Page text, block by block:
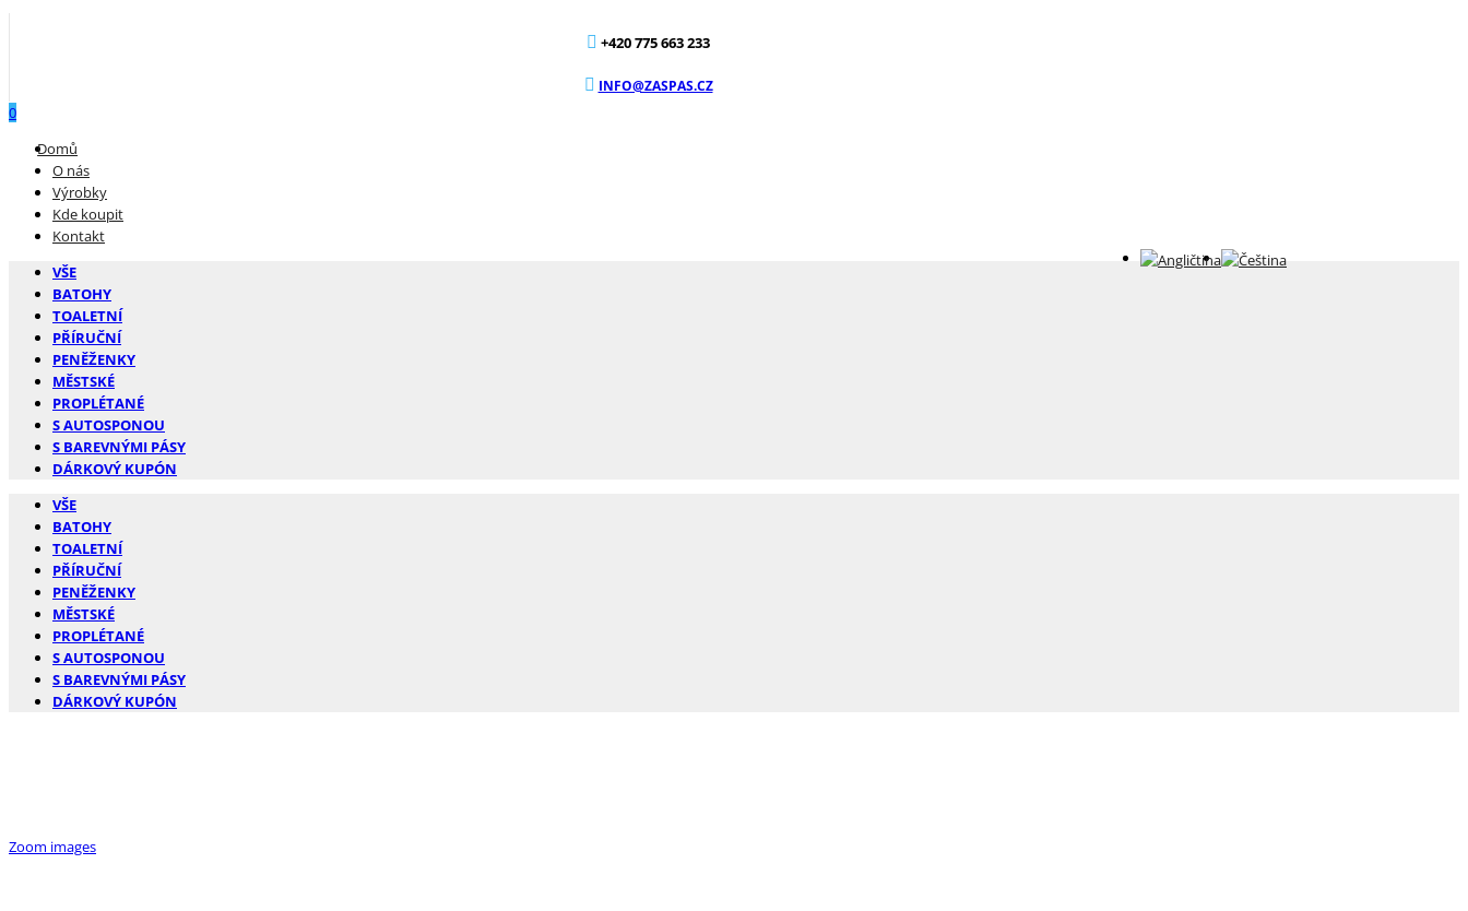
+420 775 663 233
INFO@ZASPAS.CZ
0
Domů
O nás
Výrobky
Kde koupit
Kontakt
VŠE
BATOHY
TOALETNÍ
PŘÍRUČNÍ
PENĚŽENKY
MĚSTSKÉ
PROPLÉTANÉ
S AUTOSPONOU
S BAREVNÝMI PÁSY
DÁRKOVÝ KUPÓN
VŠE
BATOHY
TOALETNÍ
PŘÍRUČNÍ
PENĚŽENKY
MĚSTSKÉ
PROPLÉTANÉ
S AUTOSPONOU
S BAREVNÝMI PÁSY
DÁRKOVÝ KUPÓN
Zoom images